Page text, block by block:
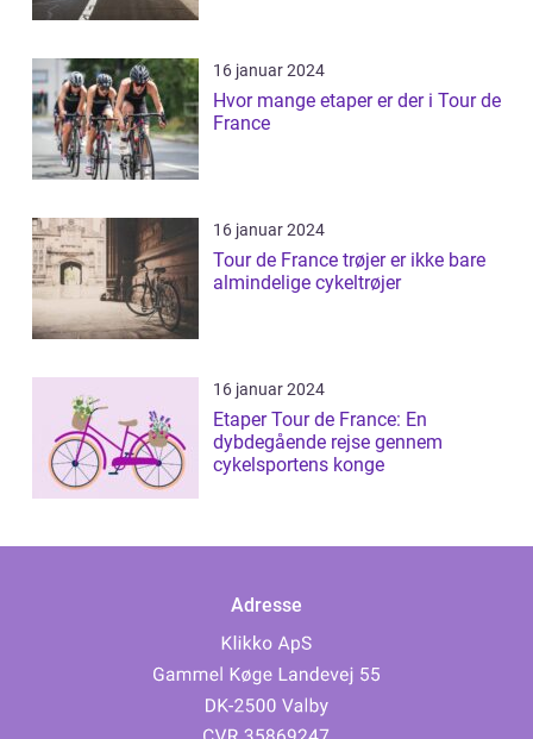
16 januar 2024
Hvor mange etaper er der i Tour de
France
16 januar 2024
Tour de France trøjer er ikke bare
almindelige cykeltrøjer
16 januar 2024
Etaper Tour de France: En
dybdegående rejse gennem
cykelsportens konge
Adresse